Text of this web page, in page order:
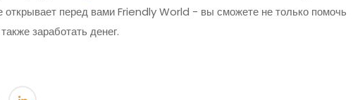
открывает перед вами Friendly World - вы сможете не только помочь
заработать денег.